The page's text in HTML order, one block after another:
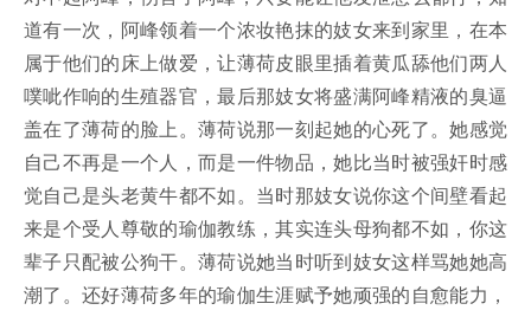
道有一次，阿峰领着一个浓妆艳抹的妓女来到家里，在本
属于他们的床上做爱，让薄荷皮眼里插着黄瓜舔他们两人
噗呲作响的生殖器官，最后那妓女将盛满阿峰精液的臭逼
盖在了薄荷的脸上。薄荷说那一刻起她的心死了。她感觉
自己不再是一个人，而是一件物品，她比当时被强奸时感
觉自己是头老黄牛都不如。当时那妓女说你这个间壁看起
来是个受人尊敬的瑜伽教练，其实连头母狗都不如，你这
辈子只配被公狗干。薄荷说她当时听到妓女这样骂她她高
潮了。还好薄荷多年的瑜伽生涯赋予她顽强的自愈能力，